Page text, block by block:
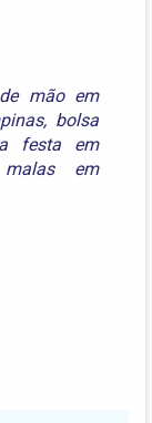
mão em
, bolsa
festa em
malas em